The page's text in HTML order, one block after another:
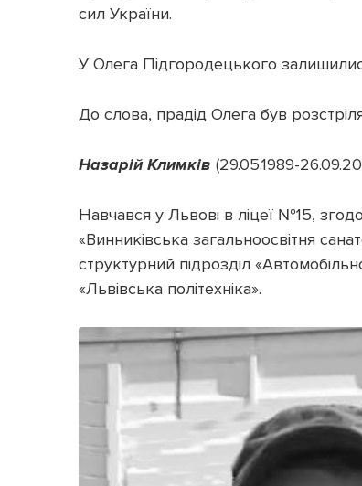
сил України.
У Олега Підгородецького
До слова, прадід Олега був
Назарій Климків (29.05.1989-
Навчався у Львові в ліцеї №15,
«Винниківська загальноосвітня
структурний підрозділ
«Львівська політехніка».